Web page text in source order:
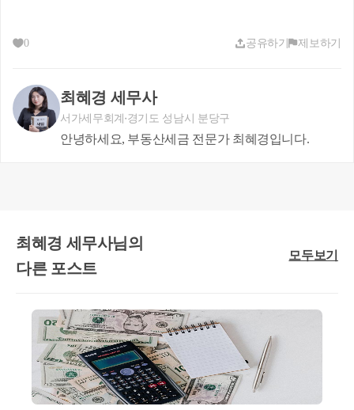
0 공유하기 제보하기
최혜경 세무사
서가세무회계 경기도 성남시 분당구
안녕하세요, 부동산세금 전문가 최혜경입니다.
최혜경 세무사님의
다른 포스트
모두보기